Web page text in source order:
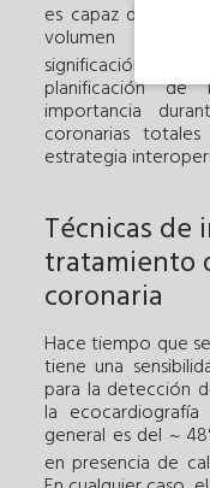
es capaz de
volumen
significación
planificación de
importancia
coronarias
estrategia
Técnicas de
tratamiento
coronaria
Hace tiempo que
tiene una
para la detección
la ecocardiografía
general es del ~
en presencia de